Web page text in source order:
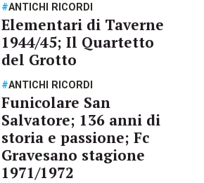
#ANTICHI RICORDI
Elementari di Taverne
1944/45; Il Quartetto
del Grotto
#ANTICHI RICORDI
Funicolare San
Salvatore; 136 anni di
storia e passione; Fc
Gravesano stagione
1971/1972